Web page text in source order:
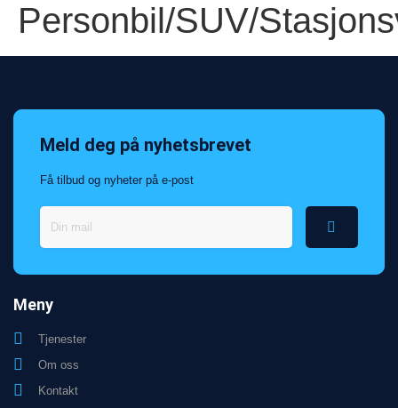
Personbil/SUV/
Meld deg på nyhetsbrevet
Få tilbud og nyheter på e-post
Meny
Tjenester
Om oss
Kontakt